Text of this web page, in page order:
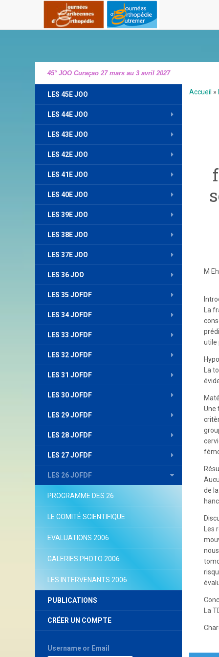
45° JOO Curaçao 27 mars au 3 avril 2027
LES 45E JOO
LES 44E JOO
LES 43E JOO
LES 42E JOO
LES 41E JOO
LES 40E JOO
LES 39E JOO
LES 38E JOO
LES 37E JOO
LES 36 JOO
LES 35 JOFDF
LES 34 JOFDF
LES 33 JOFDF
LES 32 JOFDF
LES 31 JOFDF
LES 30 JOFDF
LES 29 JOFDF
LES 28 JOFDF
LES 27 JOFDF
LES 26 JOFDF
PROGRAMME DES 26
LE COMITÉ SCIENTIFIQUE
EVALUATIONS 2006
GALERIES PHOTO 2006
LES INTERVENANTS 2006
PUBLICATIONS
CRÉER UN COMPTE
Username or Email
Accueil »
M
La
utile
La
Une
de
La